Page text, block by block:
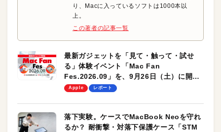
り、Macに入っているソフトは1000本以
上。
この著者の記事一覧
最新ガジェットを「見て・触って・試せ
る」体験イベント「Mac Fan
Fes.2026.09」を、9月26日（土）に開催
します！
Apple レポート
落下実験。ケースでMacBook Neoを守れ
るか？ 耐衝撃・対落下保護ケース「STM